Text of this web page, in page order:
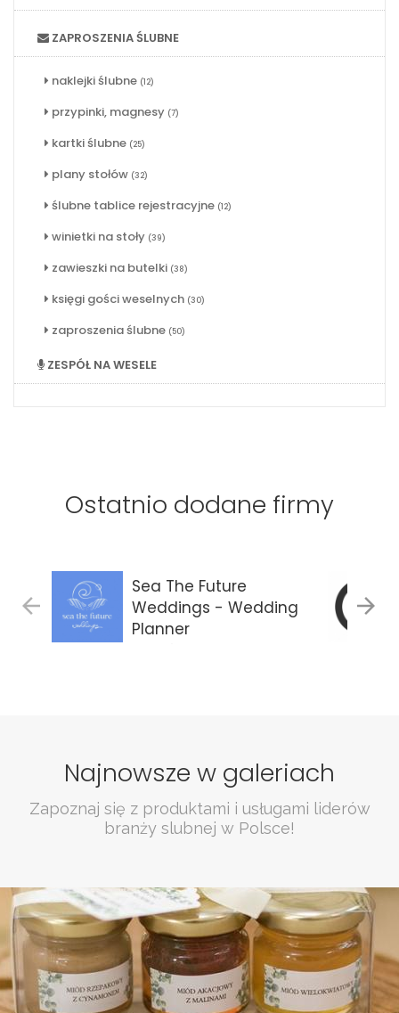
ZAPROSZENIA ŚLUBNE
naklejki ślubne (12)
przypinki, magnesy (7)
kartki ślubne (25)
plany stołów (32)
ślubne tablice rejestracyjne (12)
winietki na stoły (39)
zawieszki na butelki (38)
księgi gości weselnych (30)
zaproszenia ślubne (50)
ZESPÓŁ NA WESELE
Ostatnio dodane firmy
Sea The Future
Weddings - Wedding
Planner
Najnowsze w galeriach
Zapoznaj się z produktami i usługami liderów
branży slubnej w Polsce!